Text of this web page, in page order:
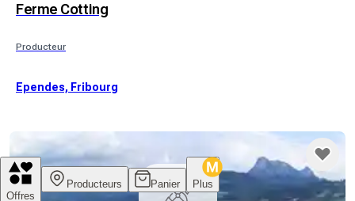
Ferme Cotting
Producteur
Ependes, Fribourg
Offres
Producteurs Panier Plus